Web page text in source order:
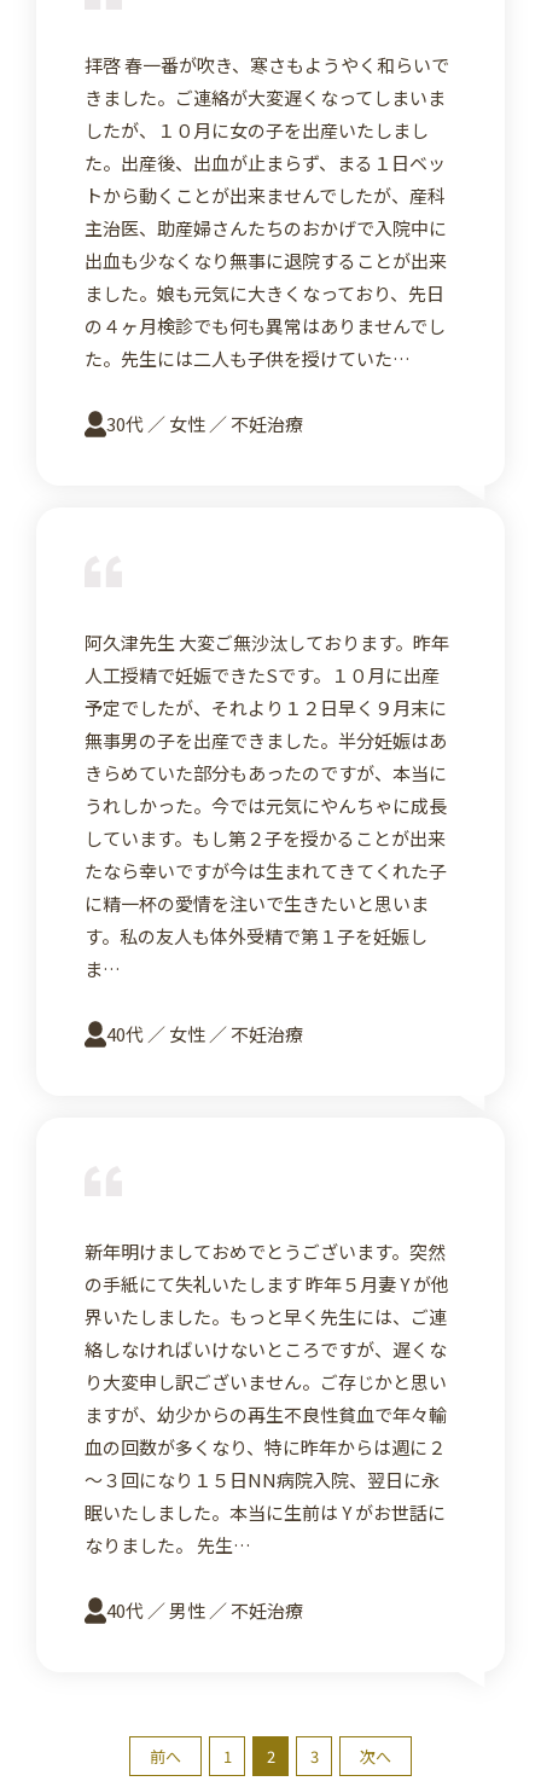
拝啓 春一番が吹き、寒さもようやく和らいで
きました。ご連絡が大変遅くなってしまいま
したが、１０月に女の子を出産いたしまし
た。出産後、出血が止まらず、まる１日ベッ
トから動くことが出来ませんでしたが、産科
主治医、助産婦さんたちのおかげで入院中に
出血も少なくなり無事に退院することが出来
ました。娘も元気に大きくなっており、先日
の４ヶ月検診でも何も異常はありませんでし
た。先生には二人も子供を授けていた…
30代 ／ 女性 ／ 不妊治療
阿久津先生 大変ご無沙汰しております。昨年
人工授精で妊娠できたSです。１０月に出産
予定でしたが、それより１２日早く９月末に
無事男の子を出産できました。半分妊娠はあ
きらめていた部分もあったのですが、本当に
うれしかった。今では元気にやんちゃに成長
しています。もし第２子を授かることが出来
たなら幸いですが今は生まれてきてくれた子
に精一杯の愛情を注いで生きたいと思いま
す。私の友人も体外受精で第１子を妊娠し
ま…
40代 ／ 女性 ／ 不妊治療
新年明けましておめでとうございます。突然
の手紙にて失礼いたします 昨年５月妻 Y が他
界いたしました。もっと早く先生には、ご連
絡しなければいけないところですが、遅くな
り大変申し訳ございません。ご存じかと思い
ますが、幼少からの再生不良性貧血で年々輸
血の回数が多くなり、特に昨年からは週に２
～３回になり１５日NN病院入院、翌日に永
眠いたしました。本当に生前は Y がお世話に
なりました。 先生…
40代 ／ 男性 ／ 不妊治療
前へ 1 2 3 次へ